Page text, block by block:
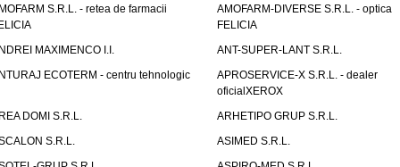
S.R.L. - retea de farmacii
AMOFARM-DIVERSE S.R.L. - optica
FELICIA
MAXIMENCO I.I.
ANT-SUPER-LANT S.R.L.
ECOTERM - centru tehnologic
APROSERVICE-X S.R.L. - dealer
oficialXEROX
DOMI S.R.L.
ARHETIPO GRUP S.R.L.
S.R.L.
ASIMED S.R.L.